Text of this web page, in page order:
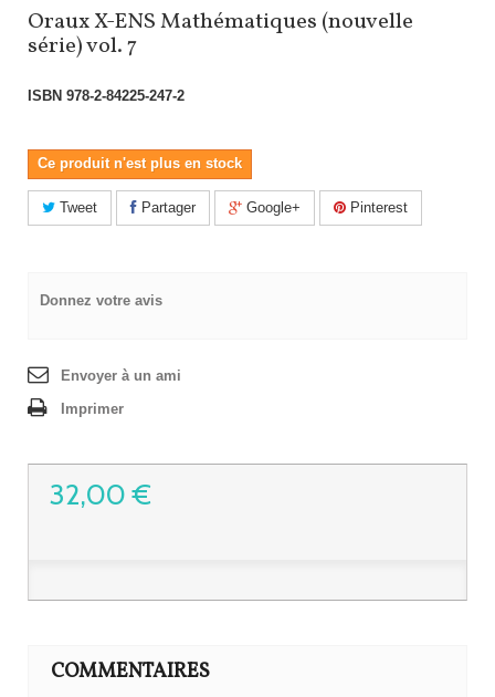
Oraux X-ENS Mathématiques (nouvelle
série) vol. 7
ISBN 978-2-84225-247-2
Ce produit n'est plus en stock
Tweet Partager Google+ Pinterest
Donnez votre avis
Envoyer à un ami
Imprimer
32,00 €
COMMENTAIRES